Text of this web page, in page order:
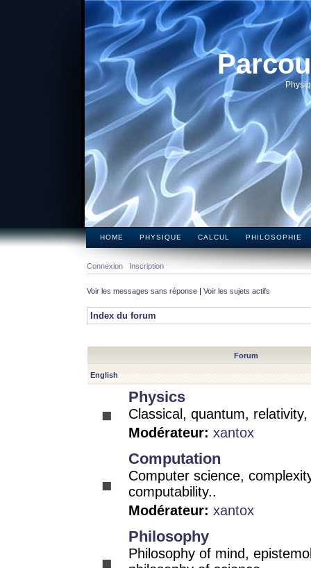
HOME PHYSIQUE CALCUL PHILOSOPHIE
Connexion Inscription
Voir les messages sans réponse | Voir les sujets actifs
Index du forum
Forum
English
Physics
Classical, quantum,
Modérateur: xantox
Computation
Computer science,
computability..
Modérateur: xantox
Philosophy
Philosophy of mind,